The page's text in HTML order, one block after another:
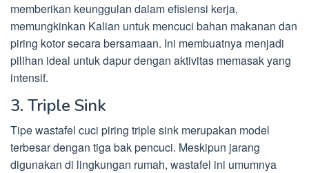
memberikan keunggulan dalam efisiensi kerja,
memungkinkan Kalian untuk mencuci bahan makanan dan
piring kotor secara bersamaan. Ini membuatnya menjadi
pilihan ideal untuk dapur dengan aktivitas memasak yang
intensif.
3. Triple Sink
Tipe wastafel cuci piring triple sink merupakan model
terbesar dengan tiga bak pencuci. Meskipun jarang
digunakan di lingkungan rumah, wastafel ini umumnya